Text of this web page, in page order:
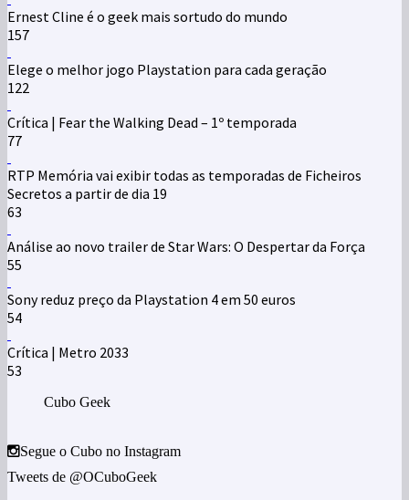
Ernest Cline é o geek mais sortudo do mundo
157
Elege o melhor jogo Playstation para cada geração
122
Crítica | Fear the Walking Dead – 1º temporada
77
RTP Memória vai exibir todas as temporadas de Ficheiros
Secretos a partir de dia 19
63
Análise ao novo trailer de Star Wars: O Despertar da Força
55
Sony reduz preço da Playstation 4 em 50 euros
54
Crítica | Metro 2033
53
Cubo Geek
Segue o Cubo no Instagram
Tweets de @OCuboGeek